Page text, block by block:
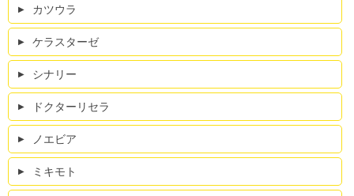
カツウラ
ケラスターゼ
シナリー
ドクターリセラ
ノエビア
ミキモト